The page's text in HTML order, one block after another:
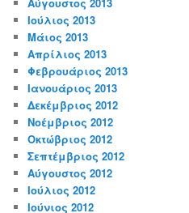
Ιούλιος 2013
Μάιος 2013
Απρίλιος 2013
Φεβρουάριος 2013
Ιανουάριος 2013
Δεκέμβριος 2012
Νοέμβριος 2012
Οκτώβριος 2012
Σεπτέμβριος 2012
Αύγουστος 2012
Ιούλιος 2012
Ιούνιος 2012